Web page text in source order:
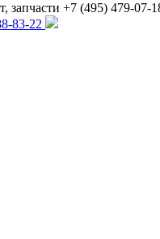
запчасти +7 (495) 479-07-
83-22